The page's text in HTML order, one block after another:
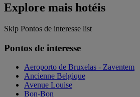
Explore mais hotéis
Skip Pontos de interesse list
Pontos de interesse
Aeroporto de Bruxelas - Zaventem
Ancienne Belgique
Avenue Louise
Bon-Bon